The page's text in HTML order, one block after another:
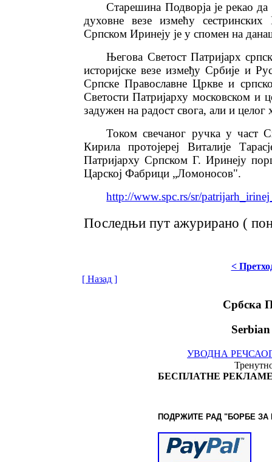
Старешина Подворја је рекао
духовне везе измећу
Српском Иринеју је у спомен на
Његова Светост Патријарх
историјске везе између Србије и
Српске Православне Цркве и
Светости Патријарху московском и
задужен на радост свога, али и
Током свечаног ручка у част
Кирила протојереј Виталије
Патријарху Српском Г. Иринеју
Царској Фабрици „Ломоносов".
http://www.spc.rs/sr/
Последњи пут ажурирано (
<
[ Назад ]
Србска
УВОДНА РЕЧ
БЕСПЛАТНЕ
ПОДРЖИТЕ РАД "БОРБЕ ЗА